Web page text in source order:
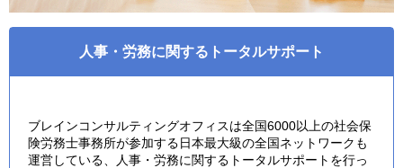
人事・労務に関するトータルサポート
ブレインコンサルティングオフィスは全国6000以上の社会保
険労務士事務所が参加する日本最大級の全国ネットワークも
運営している、人事・労務に関するトータルサポートを行っ